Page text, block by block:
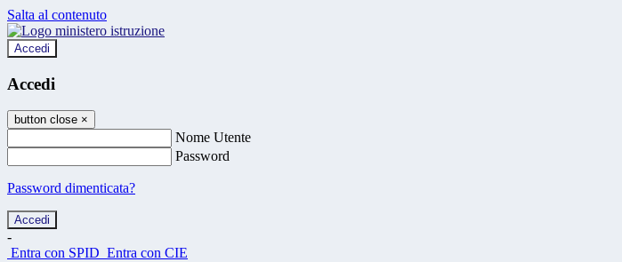
Salta al contenuto
Accedi
Accedi
button close ×
Nome Utente
Password
Password dimenticata?
-
Entra con SPID Entra con CIE